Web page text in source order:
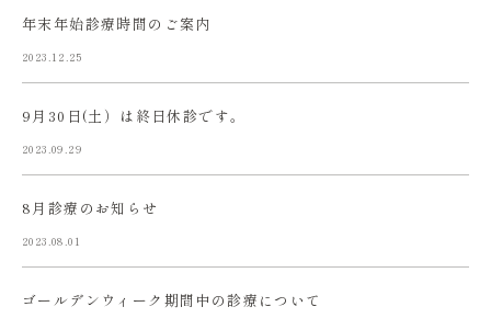
年末年始診療時間のご案内
2023.12.25
9月30日(土）は終日休診です。
2023.09.29
8月診療のお知らせ
2023.08.01
ゴールデンウィーク期間中の診療について